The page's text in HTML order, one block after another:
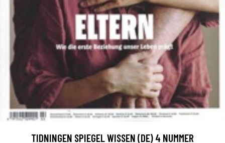
TIDNINGEN SPIEGEL WISSEN (DE) 4 NUMMER